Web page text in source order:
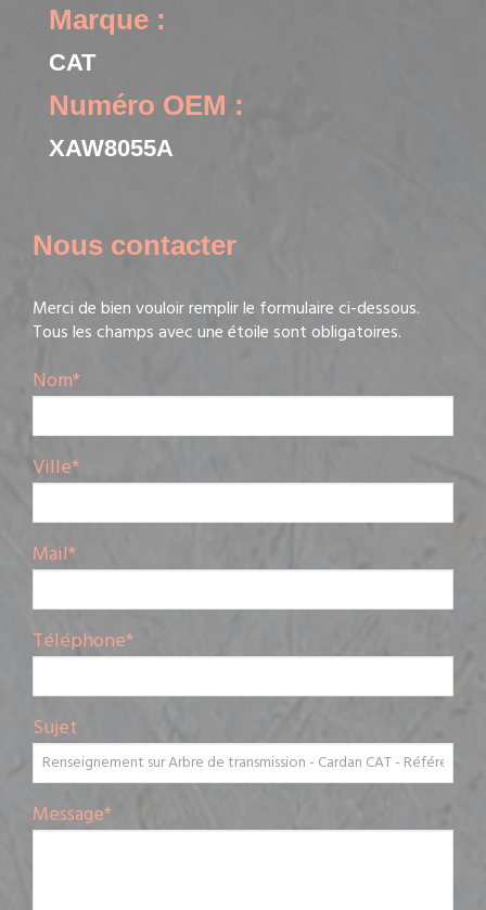
Marque :
CAT
Numéro OEM :
XAW8055A
Nous contacter
Merci de bien vouloir remplir le formulaire ci-dessous.
Tous les champs avec une étoile sont obligatoires.
Nom*
Ville*
Mail*
Téléphone*
Sujet
Message*